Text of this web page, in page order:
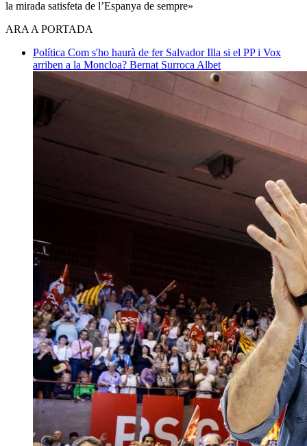
la mirada satisfeta de l’Espanya de sempre»
ARA A PORTADA
Política Com s'ho haurà de fer Salvador Illa si el PP i Vox
arriben a la Moncloa? Bernat Surroca Albet